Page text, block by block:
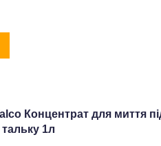
Концентрат для миття
1л